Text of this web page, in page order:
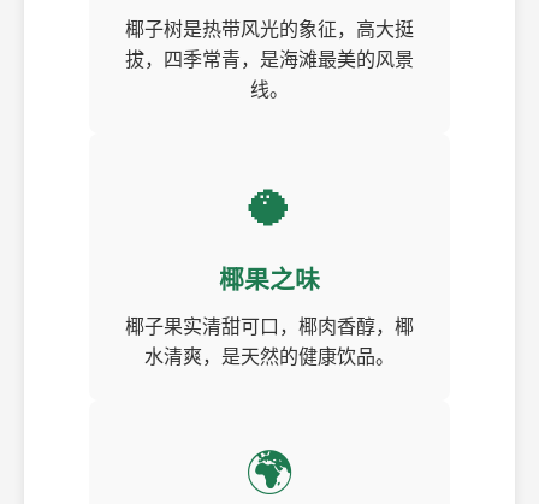
椰子树是热带风光的象征，高大挺
拔，四季常青，是海滩最美的风景
线。
🥥
椰果之味
椰子果实清甜可口，椰肉香醇，椰
水清爽，是天然的健康饮品。
🌍